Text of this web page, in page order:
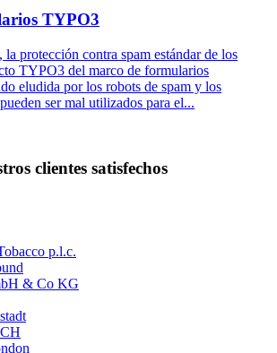
TYPO3
la protección contra spam estándar de los
TYPO3 del marco de formularios
eludida por los robots de spam y los
ser mal utilizados para el...
clientes satisfechos